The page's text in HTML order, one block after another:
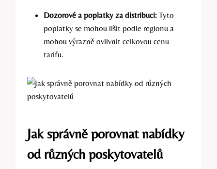
Dozorové a poplatky za distribuci: Tyto
poplatky se mohou lišit podle regionu a
mohou výrazně ovlivnit celkovou cenu
tarifu.
Jak správně porovnat nabídky
od různých poskytovatelů